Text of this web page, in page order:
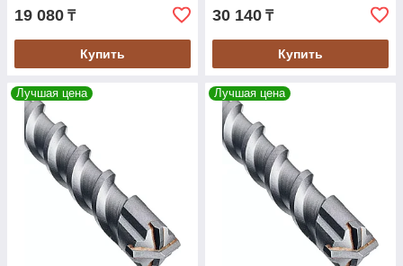
19 080 ₸
Купить
30 140 ₸
Купить
Лучшая цена Лучшая цена